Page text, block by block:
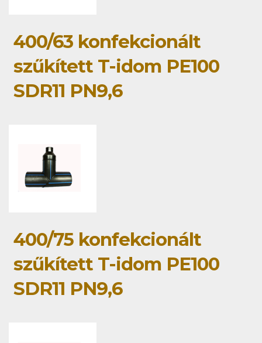
400/63 konfekcionált
szűkített T-idom PE100
SDR11 PN9,6
400/75 konfekcionált
szűkített T-idom PE100
SDR11 PN9,6